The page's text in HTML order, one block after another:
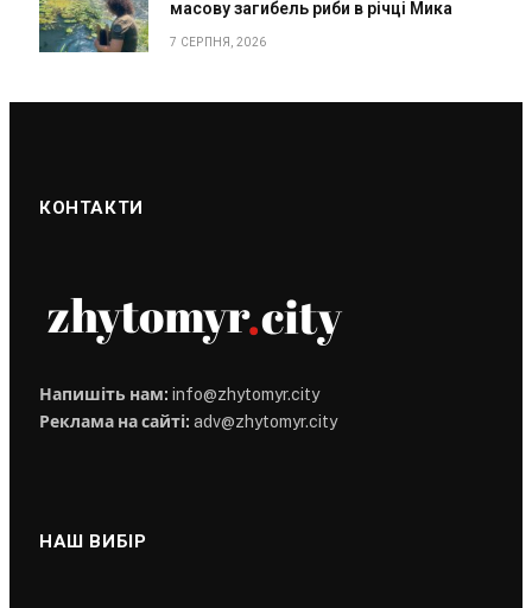
масову загибель риби в річці Мика
7 СЕРПНЯ, 2026
КОНТАКТИ
Напишіть нам: info@zhytomyr.city
Реклама на сайті: adv@zhytomyr.city
НАШ ВИБІР